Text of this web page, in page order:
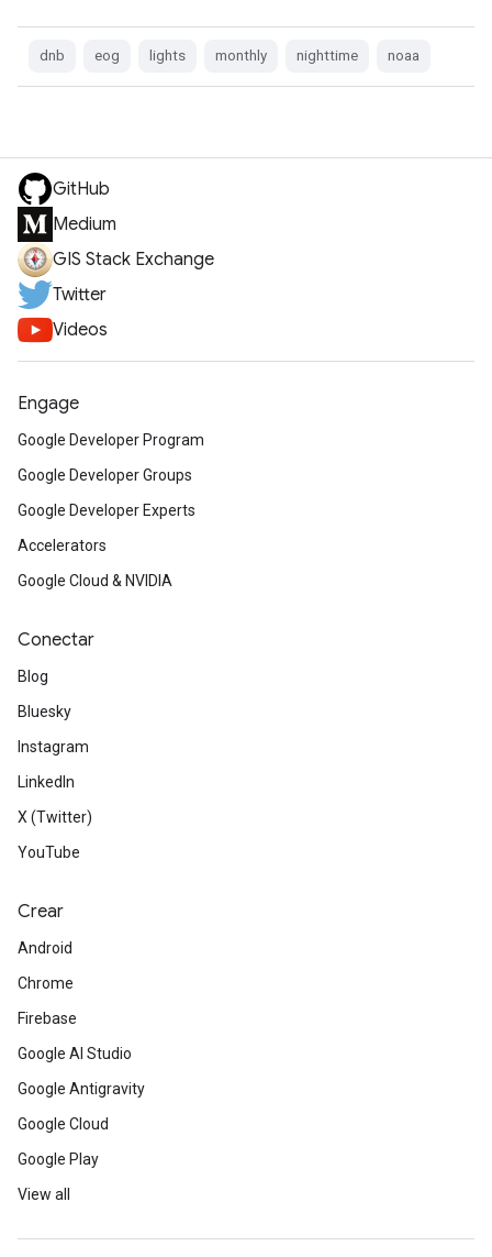
dnb eog lights monthly nighttime noaa
GitHub
Medium
GIS Stack Exchange
Twitter
Videos
Engage
Google Developer Program
Google Developer Groups
Google Developer Experts
Accelerators
Google Cloud & NVIDIA
Conectar
Blog
Bluesky
Instagram
LinkedIn
X (Twitter)
YouTube
Crear
Android
Chrome
Firebase
Google AI Studio
Google Antigravity
Google Cloud
Google Play
View all